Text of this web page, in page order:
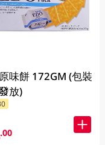
味餅 172GM (包裝
放)
.00